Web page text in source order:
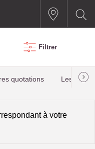
Filtrer
quotations Les plus
à votre